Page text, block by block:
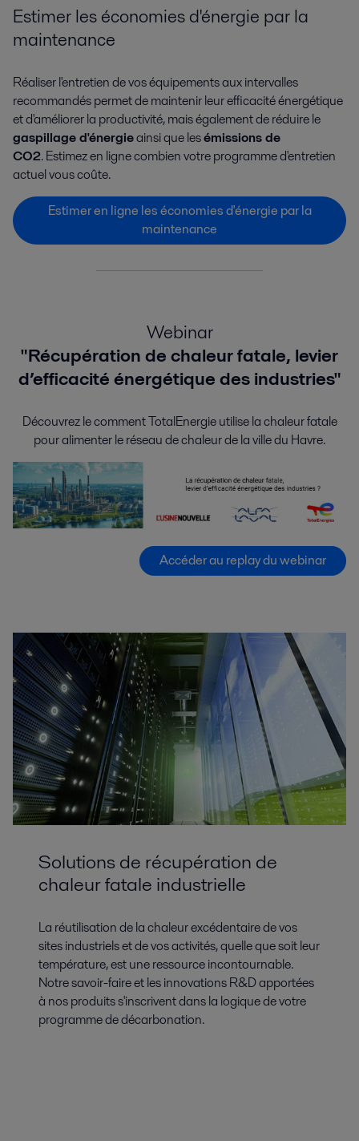
Estimer les économies d'énergie par la
maintenance
Réaliser l'entretien de vos équipements aux intervalles
recommandés permet de maintenir leur efficacité énergétique
et d'améliorer la productivité, mais également de réduire le
gaspillage d'énergieainsi que lesémissions de
CO2. Estimez en ligne combien votre programme d'entretien
actuel vous coûte.
Estimer en ligne les économies d'énergie par la
maintenance
Webinar
"Récupération de chaleur fatale, levier
d’efficacité énergétique des industries"
Découvrez le comment TotalEnergie utilise la chaleur fatale
pour alimenter le réseau de chaleur de la ville du Havre.
Accéder au replay du webinar
Solutions de récupération de
chaleur fatale industrielle
La réutilisation de la chaleur excédentaire de vos
sites industriels et de vos activités, quelle que soit leur
température, est une ressource incontournable.
Notre savoir-faire et les innovations R&D apportées
à nos produits s'inscrivent dans la logique de votre
programme de décarbonation.